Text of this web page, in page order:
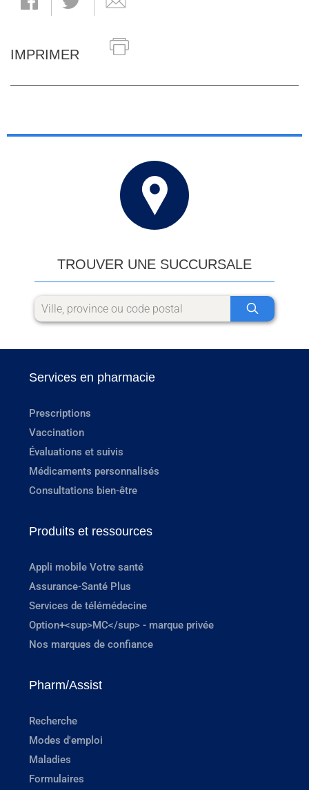
IMPRIMER
TROUVER UNE SUCCURSALE
Services en pharmacie
Prescriptions
Vaccination
Évaluations et suivis
Médicaments personnalisés
Consultations bien-être
Produits et ressources
Appli mobile Votre santé
Assurance-Santé Plus
Services de télémédecine
Option+<sup>MC</sup> - marque privée
Nos marques de confiance
Pharm/Assist
Recherche
Modes d'emploi
Maladies
Formulaires